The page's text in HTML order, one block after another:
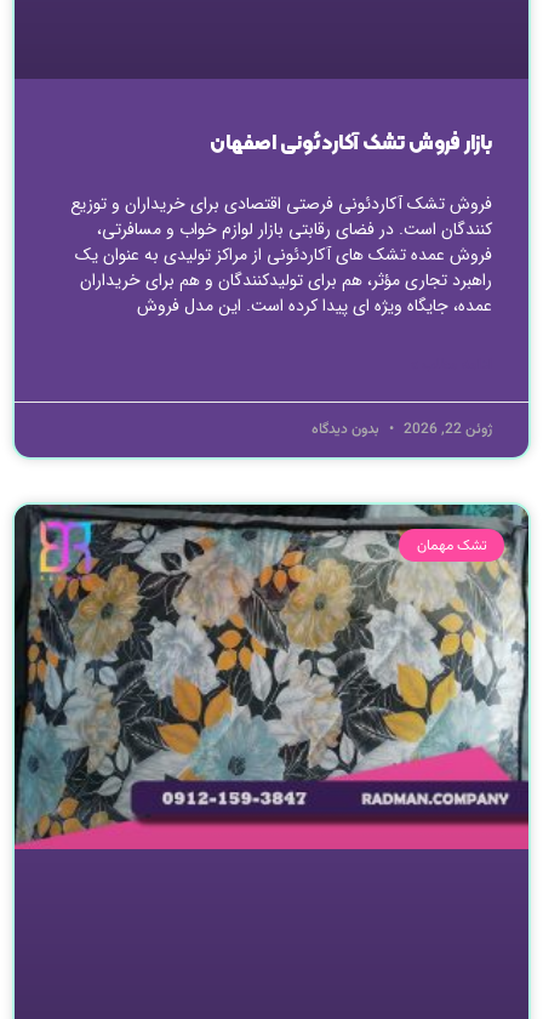
بازار فروش تشک آکاردئونی اصفهان
فروش تشک آکاردئونی فرصتی اقتصادی برای خریداران و توزیع
کنندگان است. در فضای رقابتی بازار لوازم خواب و مسافرتی،
فروش عمده تشک های آکاردئونی از مراکز تولیدی به عنوان یک
راهبرد تجاری مؤثر، هم برای تولیدکنندگان و هم برای خریداران
عمده، جایگاه ویژه ای پیدا کرده است. این مدل فروش
ژوئن 22, 2026 بدون دیدگاه
تشک مهمان